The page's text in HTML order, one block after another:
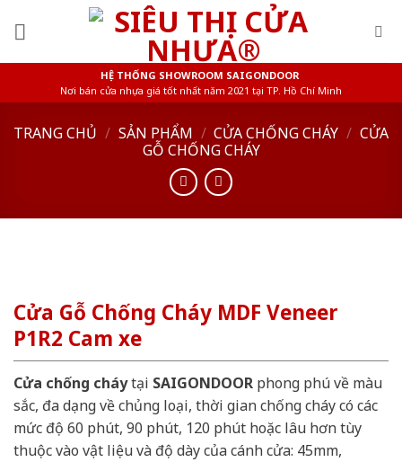
HỆ THỐNG SHOWROOM SAIGONDOOR
Nơi bán cửa nhựa giá tốt nhất năm 2021 tại TP. Hồ Chí Minh
TRANG CHỦ / SẢN PHẨM / CỬA CHỐNG CHÁY / CỬA
GỖ CHỐNG CHÁY
Cửa Gỗ Chống Cháy MDF Veneer
P1R2 Cam xe
Cửa chống cháytại SAIGONDOOR phong phú về màu
sắc, đa dạng về chủng loại, thời gian chống cháy có các
mức độ 60 phút, 90 phút, 120 phút hoặc lâu hơn tùy
thuộc vào vật liệu và độ dày của cánh cửa: 45mm,